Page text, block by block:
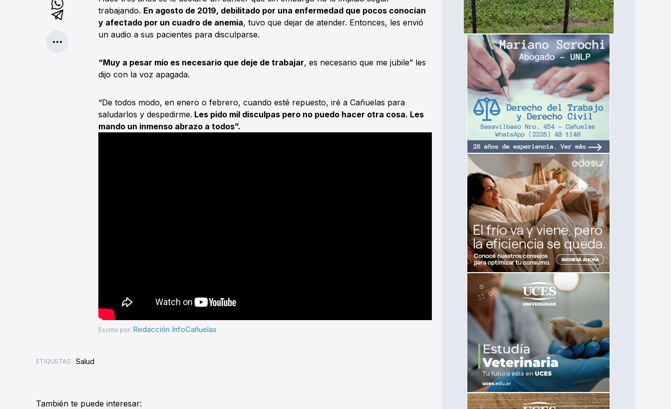
trabajando. En agosto de 2019, debilitado por una enfermedad que pocos conocían
y afectado por un cuadro de anemia, tuvo que dejar de atender. Entonces, les envió
un audio a sus pacientes para disculparse.
“Muy a pesar mío es necesario que deje de trabajar, es necesario que me jubile” les
dijo con la voz apagada.
“De todos modo, en enero o febrero, cuando esté repuesto, iré a Cañuelas para
saludarlos y despedirme. Les pido mil disculpas pero no puedo hacer otra cosa. Les
mando un inmenso abrazo a todos”.
Escrito por: Redacción InfoCañuelas
ETIQUETAS: Salud
También te puede interesar: